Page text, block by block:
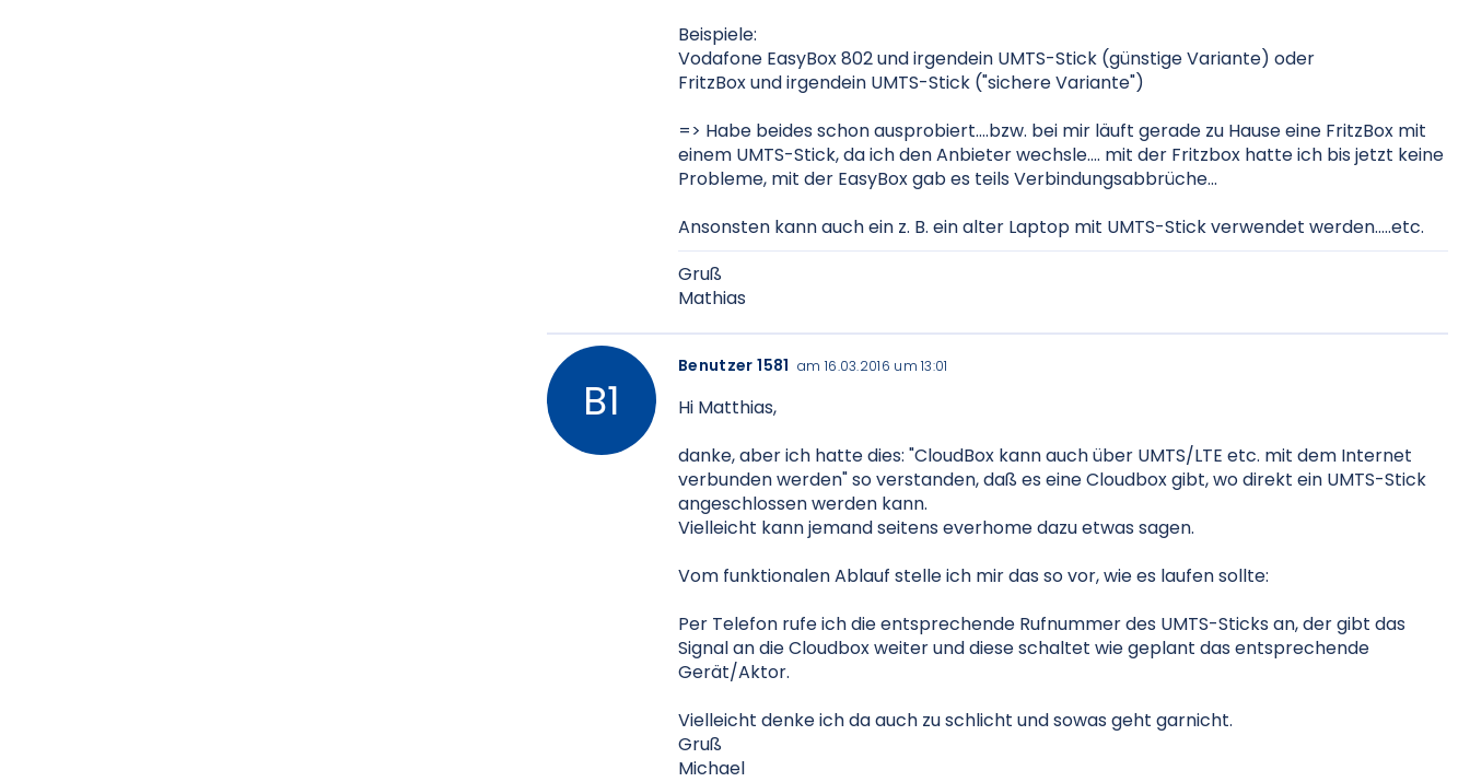
Beispiele:
Vodafone EasyBox 802 und irgendein UMTS-Stick (günstige Variante) oder
FritzBox und irgendein UMTS-Stick ("sichere Variante")
=> Habe beides schon ausprobiert....bzw. bei mir läuft gerade zu Hause eine FritzBox mit
einem UMTS-Stick, da ich den Anbieter wechsle.... mit der Fritzbox hatte ich bis jetzt keine
Probleme, mit der EasyBox gab es teils Verbindungsabbrüche...
Ansonsten kann auch ein z. B. ein alter Laptop mit UMTS-Stick verwendet werden.....etc.
Gruß
Mathias
Benutzer 1581 am 16.03.2016 um 13:01
Hi Matthias,
danke, aber ich hatte dies: "CloudBox kann auch über UMTS/LTE etc. mit dem Internet
verbunden werden" so verstanden, daß es eine Cloudbox gibt, wo direkt ein UMTS-Stick
angeschlossen werden kann.
Vielleicht kann jemand seitens everhome dazu etwas sagen.
Vom funktionalen Ablauf stelle ich mir das so vor, wie es laufen sollte:
Per Telefon rufe ich die entsprechende Rufnummer des UMTS-Sticks an, der gibt das
Signal an die Cloudbox weiter und diese schaltet wie geplant das entsprechende
Gerät/Aktor.
Vielleicht denke ich da auch zu schlicht und sowas geht garnicht.
Gruß
Michael